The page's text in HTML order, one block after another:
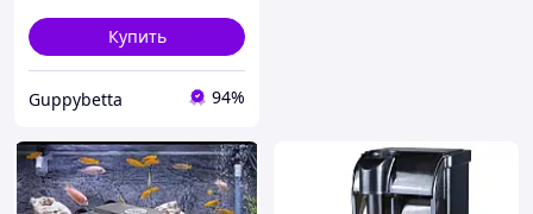
Купить
Guppybetta 94%